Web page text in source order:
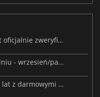
Ghost of Tsushima Director's Cut oficjalnie zweryfikowane na Steam Deck
Premiery gier wideo w tym tygodniu - wrzesień/październik 2025 (tydzień 40)
Ghost of Tsushima świętuje pięć lat z darmowymi awatarami PSN